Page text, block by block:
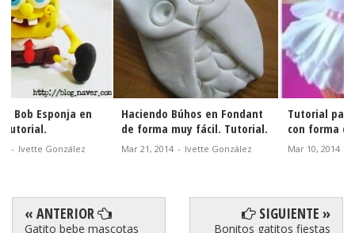
Tutorial para hacer Pastel
con forma del Carruaje de
Cenicienta.
Divertida Rueda de Feria.
Tutorial.
Abr 03, 2014 - Ivette González
« ANTERIOR
Gatito bebe mascotas
SIGUIENTE »
Bonitos gatitos fiestas